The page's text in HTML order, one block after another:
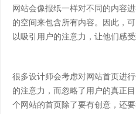
网站会像报纸一样对不同的内容
的空间来包含所有内容。因此，
以吸引用户的注意力，让他们感受
很多设计师会考虑对网站首页进
的注意力，而忽略了用户的真正
个网站的首页除了要有创意，还